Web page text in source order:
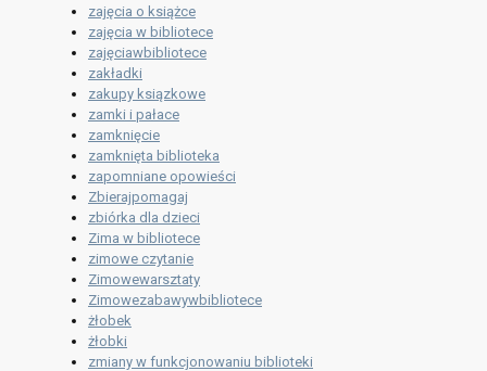
zajęcia o książce
zajęcia w bibliotece
zajęciawbibliotece
zakładki
zakupy ksiązkowe
zamki i pałace
zamknięcie
zamknięta biblioteka
zapomniane opowieści
Zbierajpomagaj
zbiórka dla dzieci
Zima w bibliotece
zimowe czytanie
Zimowewarsztaty
Zimowezabawywbibliotece
żłobek
żłobki
zmiany w funkcjonowaniu biblioteki